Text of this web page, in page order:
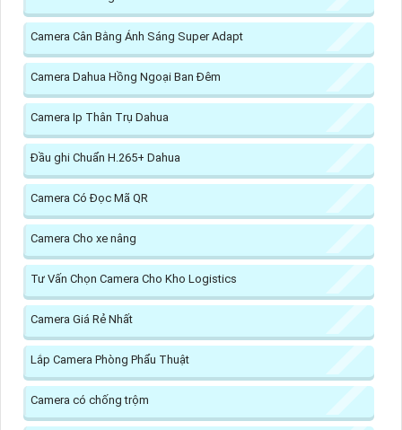
Camera Cân Bằng Ánh Sáng Super Adapt
Camera Dahua Hồng Ngoại Ban Đêm
Camera Ip Thân Trụ Dahua
Đầu ghi Chuẩn H.265+ Dahua
Camera Có Đọc Mã QR
Camera Cho xe nâng
Tư Vấn Chọn Camera Cho Kho Logistics
Camera Giá Rẻ Nhất
Lắp Camera Phòng Phẩu Thuật
Camera có chống trộm